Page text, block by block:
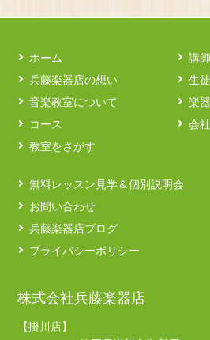
株式会社兵藤楽器店
【掛川店】
ホーム
兵藤楽器店の想い
音楽教室について
コース
教室をさがす
講
生
楽
会
無料レッスン見学＆個別説明会
お問い合わせ
兵藤楽器店ブログ
プライバシーポリシー